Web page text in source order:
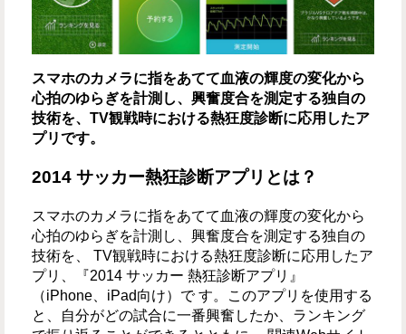
スマホのカメラに指をあてて血液の輝度の変化から
心拍のゆらぎを計測し、興奮度合を測定する独自の
技術を、TV観戦時における熱狂度診断に応用したア
プリです。
2014 サッカー熱狂診断アプリとは？
スマホのカメラに指をあてて血液の輝度の変化から
心拍のゆらぎを計測し、興奮度合を測定する独自の
技術を、 TV観戦時における熱狂度診断に応用したア
プリ、『2014 サッカー 熱狂診断アプリ』
（iPhone、iPad向け）で す。このアプリを使用する
と、自分がどの試合に一番興奮したか、ランキング